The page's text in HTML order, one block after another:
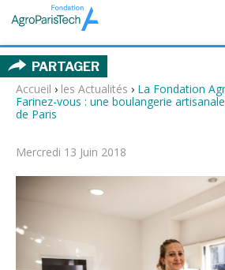
PARTAGER
Accueil › les Actualités › La Fondation
Farinez-vous : une boulangerie
de Paris
Mercredi 13 Juin 2018